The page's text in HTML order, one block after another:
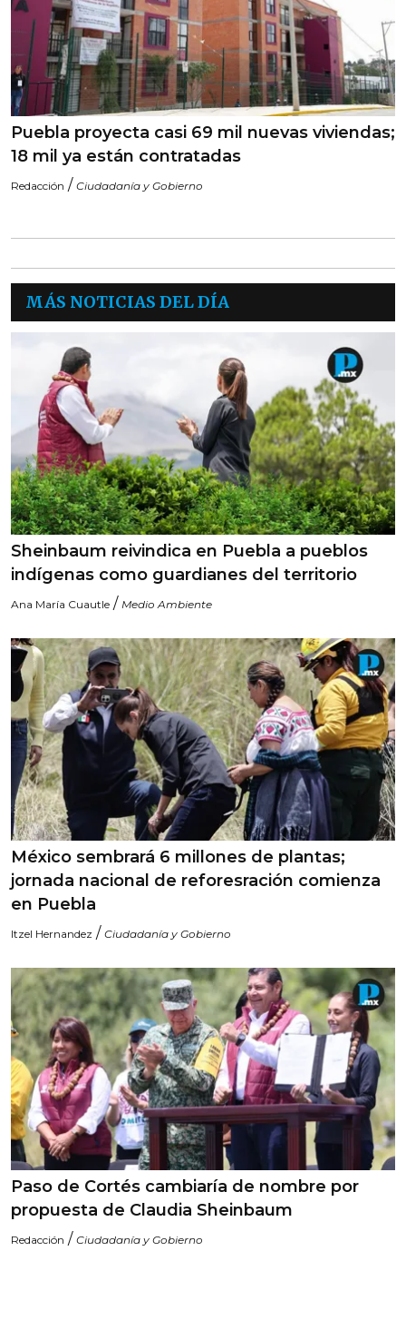
Puebla proyecta casi 69 mil nuevas viviendas;
18 mil ya están contratadas
Redacción / Ciudadanía y Gobierno
MÁS NOTICIAS DEL DÍA
Sheinbaum reivindica en Puebla a pueblos
indígenas como guardianes del territorio
Ana María Cuautle / Medio Ambiente
México sembrará 6 millones de plantas;
jornada nacional de reforesración comienza
en Puebla
Itzel Hernandez / Ciudadanía y Gobierno
Paso de Cortés cambiaría de nombre por
propuesta de Claudia Sheinbaum
Redacción / Ciudadanía y Gobierno